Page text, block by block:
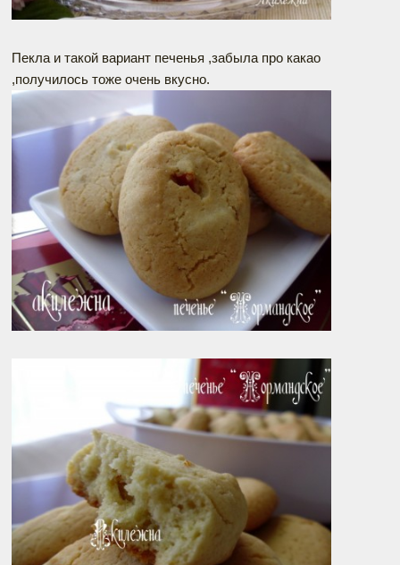
Пекла и такой вариант печенья ,забыла про какао
,получилось тоже очень вкусно.